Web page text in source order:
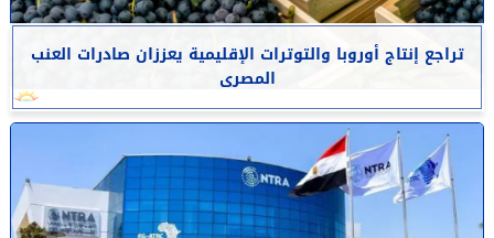
تراجع إنتاج أوروبا والتوترات الإقليمية يعززان صادرات العنب
المصرى